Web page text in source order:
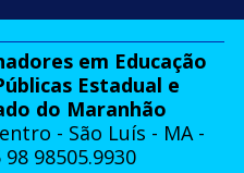
em Educação
Estadual e
do Maranhão
- São Luís - MA -
98505.9930